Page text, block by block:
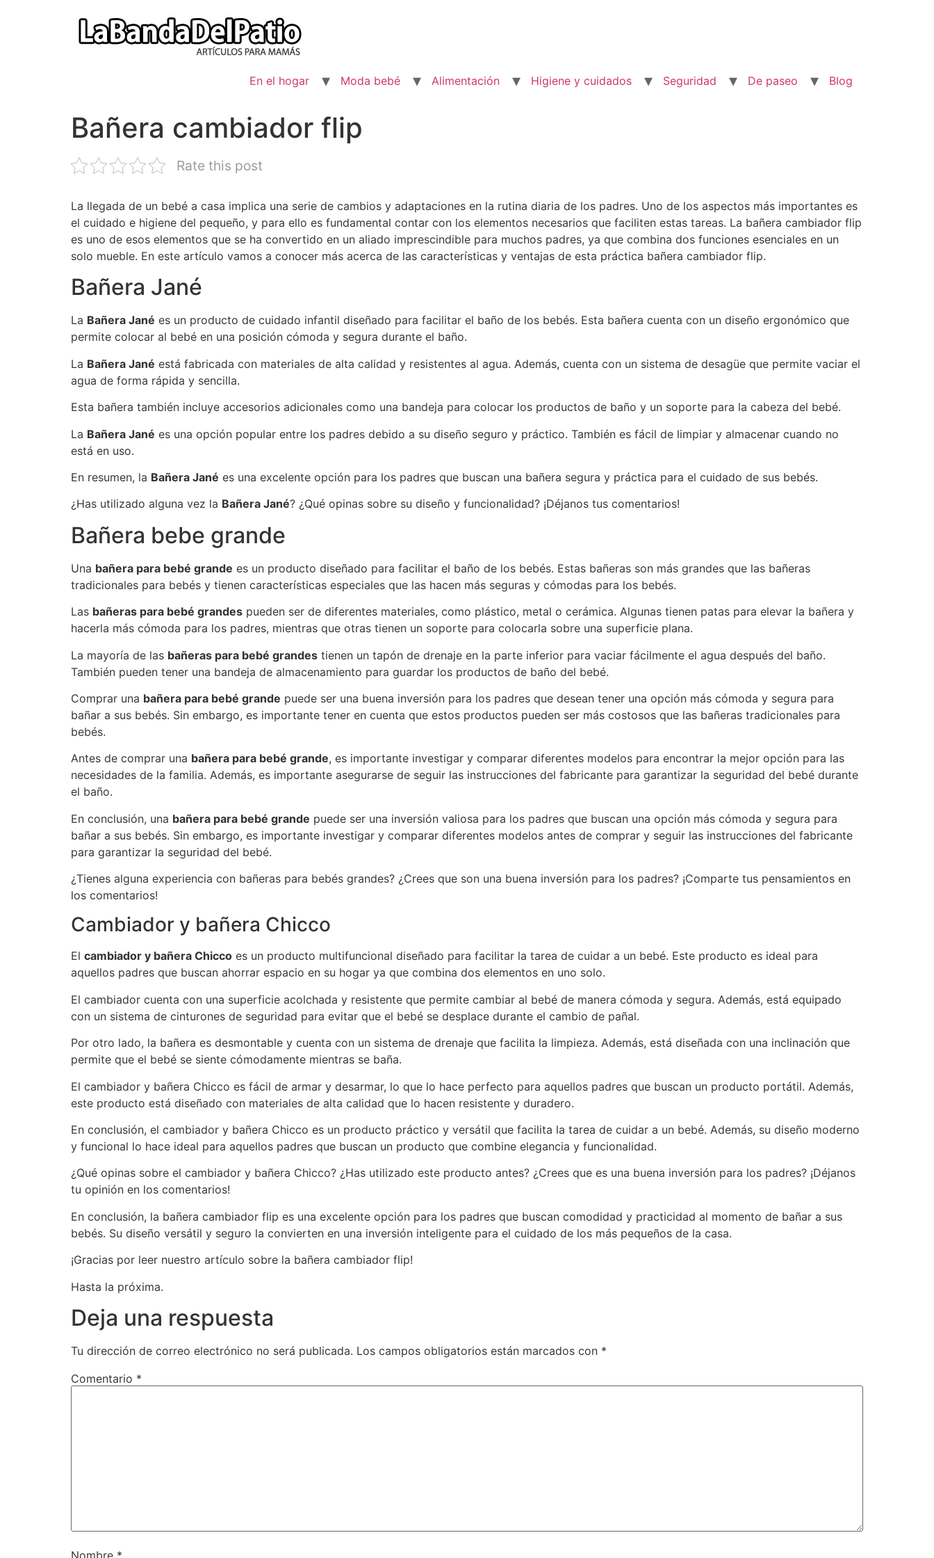
En el hogar Moda bebé Alimentación Higiene y cuidados Seguridad De paseo Blog
Bañera cambiador flip
Rate this post
La llegada de un bebé a casa implica una serie de cambios y adaptaciones en la rutina diaria de los padres. Uno de los aspectos más importantes es
el cuidado e higiene del pequeño, y para ello es fundamental contar con los elementos necesarios que faciliten estas tareas. La bañera cambiador flip
es uno de esos elementos que se ha convertido en un aliado imprescindible para muchos padres, ya que combina dos funciones esenciales en un
solo mueble. En este artículo vamos a conocer más acerca de las características y ventajas de esta práctica bañera cambiador flip.
Bañera Jané
La Bañera Jané es un producto de cuidado infantil diseñado para facilitar el baño de los bebés. Esta bañera cuenta con un diseño ergonómico que
permite colocar al bebé en una posición cómoda y segura durante el baño.
La Bañera Jané está fabricada con materiales de alta calidad y resistentes al agua. Además, cuenta con un sistema de desagüe que permite vaciar el
agua de forma rápida y sencilla.
Esta bañera también incluye accesorios adicionales como una bandeja para colocar los productos de baño y un soporte para la cabeza del bebé.
La Bañera Jané es una opción popular entre los padres debido a su diseño seguro y práctico. También es fácil de limpiar y almacenar cuando no
está en uso.
En resumen, la Bañera Jané es una excelente opción para los padres que buscan una bañera segura y práctica para el cuidado de sus bebés.
¿Has utilizado alguna vez la Bañera Jané? ¿Qué opinas sobre su diseño y funcionalidad? ¡Déjanos tus comentarios!
Bañera bebe grande
Una bañera para bebé grande es un producto diseñado para facilitar el baño de los bebés. Estas bañeras son más grandes que las bañeras
tradicionales para bebés y tienen características especiales que las hacen más seguras y cómodas para los bebés.
Las bañeras para bebé grandes pueden ser de diferentes materiales, como plástico, metal o cerámica. Algunas tienen patas para elevar la bañera y
hacerla más cómoda para los padres, mientras que otras tienen un soporte para colocarla sobre una superficie plana.
La mayoría de las bañeras para bebé grandes tienen un tapón de drenaje en la parte inferior para vaciar fácilmente el agua después del baño.
También pueden tener una bandeja de almacenamiento para guardar los productos de baño del bebé.
Comprar una bañera para bebé grande puede ser una buena inversión para los padres que desean tener una opción más cómoda y segura para
bañar a sus bebés. Sin embargo, es importante tener en cuenta que estos productos pueden ser más costosos que las bañeras tradicionales para
bebés.
Antes de comprar una bañera para bebé grande, es importante investigar y comparar diferentes modelos para encontrar la mejor opción para las
necesidades de la familia. Además, es importante asegurarse de seguir las instrucciones del fabricante para garantizar la seguridad del bebé durante
el baño.
En conclusión, una bañera para bebé grande puede ser una inversión valiosa para los padres que buscan una opción más cómoda y segura para
bañar a sus bebés. Sin embargo, es importante investigar y comparar diferentes modelos antes de comprar y seguir las instrucciones del fabricante
para garantizar la seguridad del bebé.
¿Tienes alguna experiencia con bañeras para bebés grandes? ¿Crees que son una buena inversión para los padres? ¡Comparte tus pensamientos en
los comentarios!
Cambiador y bañera Chicco
El cambiador y bañera Chicco es un producto multifuncional diseñado para facilitar la tarea de cuidar a un bebé. Este producto es ideal para
aquellos padres que buscan ahorrar espacio en su hogar ya que combina dos elementos en uno solo.
El cambiador cuenta con una superficie acolchada y resistente que permite cambiar al bebé de manera cómoda y segura. Además, está equipado
con un sistema de cinturones de seguridad para evitar que el bebé se desplace durante el cambio de pañal.
Por otro lado, la bañera es desmontable y cuenta con un sistema de drenaje que facilita la limpieza. Además, está diseñada con una inclinación que
permite que el bebé se siente cómodamente mientras se baña.
El cambiador y bañera Chicco es fácil de armar y desarmar, lo que lo hace perfecto para aquellos padres que buscan un producto portátil. Además,
este producto está diseñado con materiales de alta calidad que lo hacen resistente y duradero.
En conclusión, el cambiador y bañera Chicco es un producto práctico y versátil que facilita la tarea de cuidar a un bebé. Además, su diseño moderno
y funcional lo hace ideal para aquellos padres que buscan un producto que combine elegancia y funcionalidad.
¿Qué opinas sobre el cambiador y bañera Chicco? ¿Has utilizado este producto antes? ¿Crees que es una buena inversión para los padres? ¡Déjanos
tu opinión en los comentarios!
En conclusión, la bañera cambiador flip es una excelente opción para los padres que buscan comodidad y practicidad al momento de bañar a sus
bebés. Su diseño versátil y seguro la convierten en una inversión inteligente para el cuidado de los más pequeños de la casa.
¡Gracias por leer nuestro artículo sobre la bañera cambiador flip!
Hasta la próxima.
Deja una respuesta
Tu dirección de correo electrónico no será publicada. Los campos obligatorios están marcados con *
Comentario *